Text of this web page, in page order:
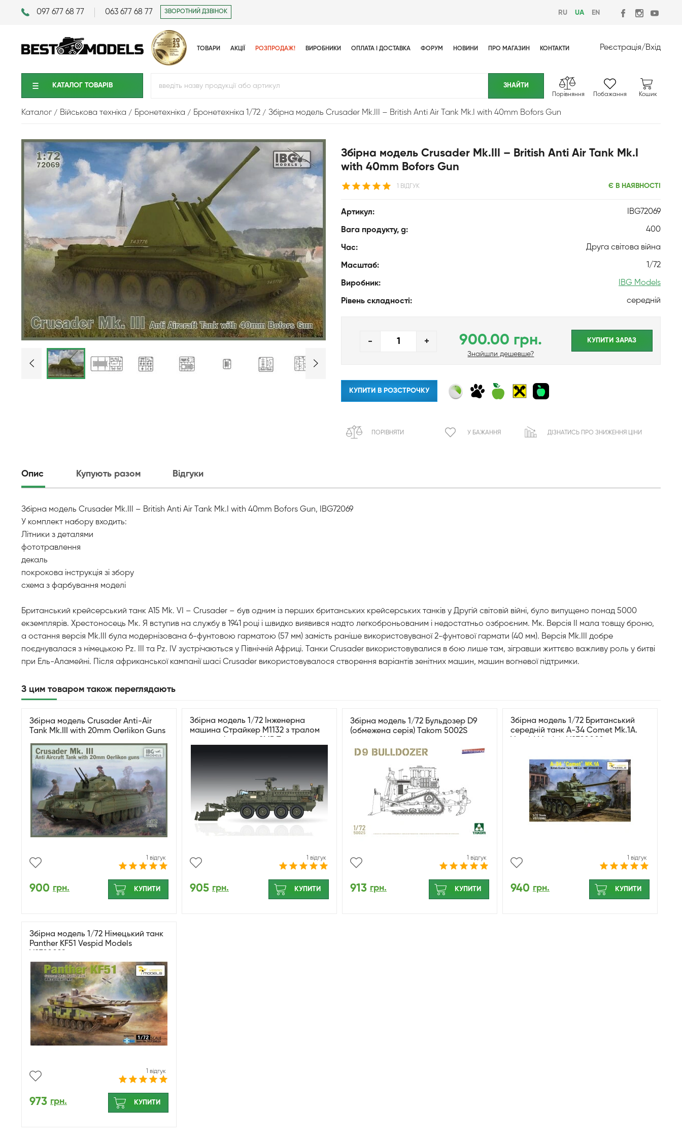
097 677 68 77 063 677 68 77 ЗВОРОТНИЙ ДЗВІНОК RU UA EN
ТОВАРИ АКЦІЇ РОЗПРОДАЖ! ВИРОБНИКИ ОПЛАТА І ДОСТАВКА ФОРУМ НОВИНИ ПРО МАГАЗИН КОНТАКТИ Реєстрація/Вхід
КАТАЛОГ ТОВАРIВ
Порівняння Побажання Кошик
Каталог Військова техніка Бронетехніка Бронетехніка 1/72 Збірна модель Crusader Mk.III – British Anti Air Tank Mk.I with 40mm Bofors Gun
Збірна модель Crusader Mk.III – British Anti Air Tank Mk.I
with 40mm Bofors Gun
1 ВІДГУК Є В НАЯВНОСТІ
Артикул: IBG72069
Вага продукту, g: 400
Час: Друга світова війна
Масштаб: 1/72
Виробник: IBG Models
Рівень складності: середній
- + 900.00 грн.
Знайшли дешевше?
КУПИТИ ЗАРАЗ
КУПИТИ В РОЗСТРОЧКУ
ПОРІВНЯТИ У БАЖАННЯ ДІЗНАТИСЬ ПРО ЗНИЖЕННЯ ЦІНИ
Опис Купують разом Відгуки
Збірна модель Crusader Mk.III – British Anti Air Tank Mk.I with 40mm Bofors Gun, IBG72069
У комплект набору входить:
Літники з деталями
фототравлення
декаль
покрокова інструкція зі збору
схема з фарбування моделі
Британський крейсерський танк A15 Mk. VI – Crusader – був одним із перших британських крейсерських танків у Другій світовій війні, було випущено понад 5000
екземплярів. Хрестоносець Мк. Я вступив на службу в 1941 році і швидко виявився надто легкоброньованим і недостатньо озброєним. Мк. Версія II мала товщу броню,
а остання версія Mk.III була модернізована 6-фунтовою гарматою (57 мм) замість раніше використовуваної 2-фунтової гармати (40 мм). Версія Mk.III добре
поєднувалася з німецькою Pz. III та Pz. IV зустрічаються у Північній Африці. Танки Crusader використовувалися в бою лише там, зігравши життєво важливу роль у битві
при Ель-Аламейні. Після африканської кампанії шасі Crusader використовувалося створення варіантів зенітних машин, машин вогневої підтримки.
З цим товаром також переглядають
Збірна модель Crusader Anti-Air
Tank Mk.III with 20mm Oerlikon Guns
1 відгук
900 грн. КУПИТИ
Збірна модель 1/72 Інженерна
машина Страйкер M1132 з тралом
1 відгук
905 грн. КУПИТИ
Збірна модель 1/72 Бульдозер D9
(обмежена серія) Takom 5002S
1 відгук
913 грн. КУПИТИ
Збірна модель 1/72 Британський
середній танк A-34 Comet Mk.1A.
1 відгук
940 грн. КУПИТИ
Збірна модель 1/72 Німецький танк
Panther KF51 Vespid Models
1 відгук
973 грн. КУПИТИ